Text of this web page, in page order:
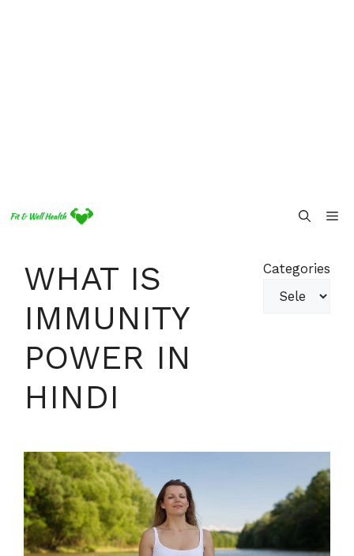
WHAT IS
IMMUNITY
POWER IN
HINDI
Categories